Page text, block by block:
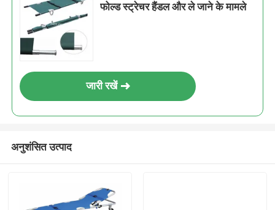
फोल्ड स्ट्रेचर हैंडल और ले जाने के मामले
जारी रखें
अनुशंसित उत्पाद